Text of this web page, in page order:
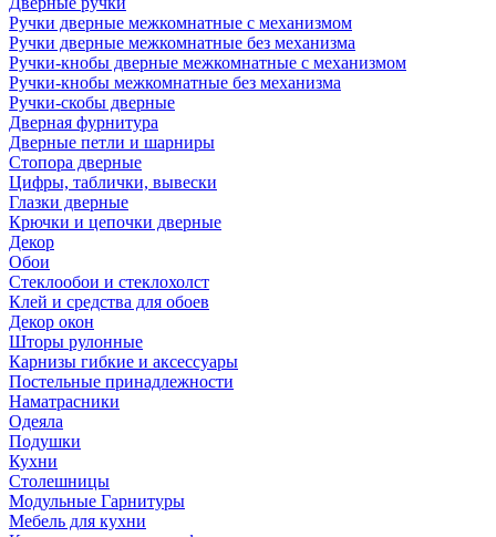
Ручки дверные межкомнатные с механизмом
Ручки дверные межкомнатные без механизма
Ручки-кнобы дверные межкомнатные с механизмом
Ручки-кнобы межкомнатные без механизма
Ручки-скобы дверные
Дверная фурнитура
Дверные петли и шарниры
Стопора дверные
Цифры, таблички, вывески
Глазки дверные
Крючки и цепочки дверные
Декор
Обои
Стеклообои и стеклохолст
Клей и средства для обоев
Декор окон
Шторы рулонные
Карнизы гибкие и аксессуары
Постельные принадлежности
Наматрасники
Одеяла
Подушки
Кухни
Столешницы
Модульные Гарнитуры
Мебель для кухни